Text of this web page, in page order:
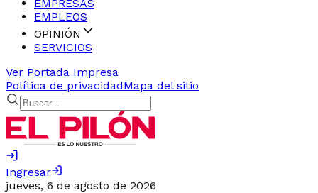
EMPRESAS
EMPLEOS
OPINIÓN
SERVICIOS
Ver Portada Impresa
Política de privacidadMapa del sitio
Ingresar
jueves, 6 de agosto de 2026